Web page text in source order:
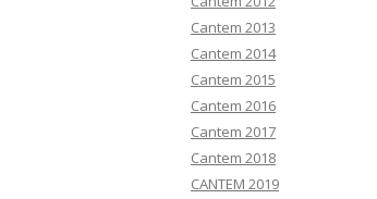
Cantem 2013
Cantem 2014
Cantem 2015
Cantem 2016
Cantem 2017
Cantem 2018
CANTEM 2019